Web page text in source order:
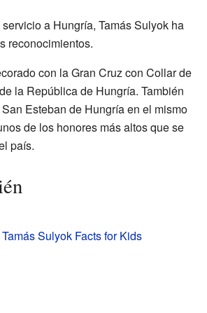
a Hungría, Tamás Sulyok ha
reconocimientos.
con la Gran Cruz con Collar de
la República de Hungría. También
Esteban de Hungría en el mismo
de los honores más altos que se
país.
Tamás Sulyok Facts for Kids